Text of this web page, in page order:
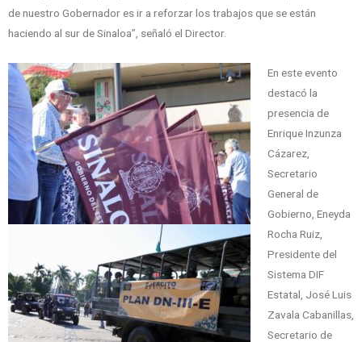
de nuestro Gobernador es ir a reforzar los trabajos que se están
haciendo al sur de Sinaloa”, señaló el Director.
En este evento
destacó la
presencia de
Enrique Inzunza
Cázarez,
Secretario
General de
Gobierno, Eneyda
Rocha Ruiz,
Presidente del
Sistema DIF
Estatal, José Luis
Zavala Cabanillas,
Secretario de